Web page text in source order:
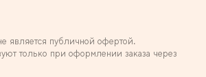
является публичной офертой.
только при оформлении заказа через